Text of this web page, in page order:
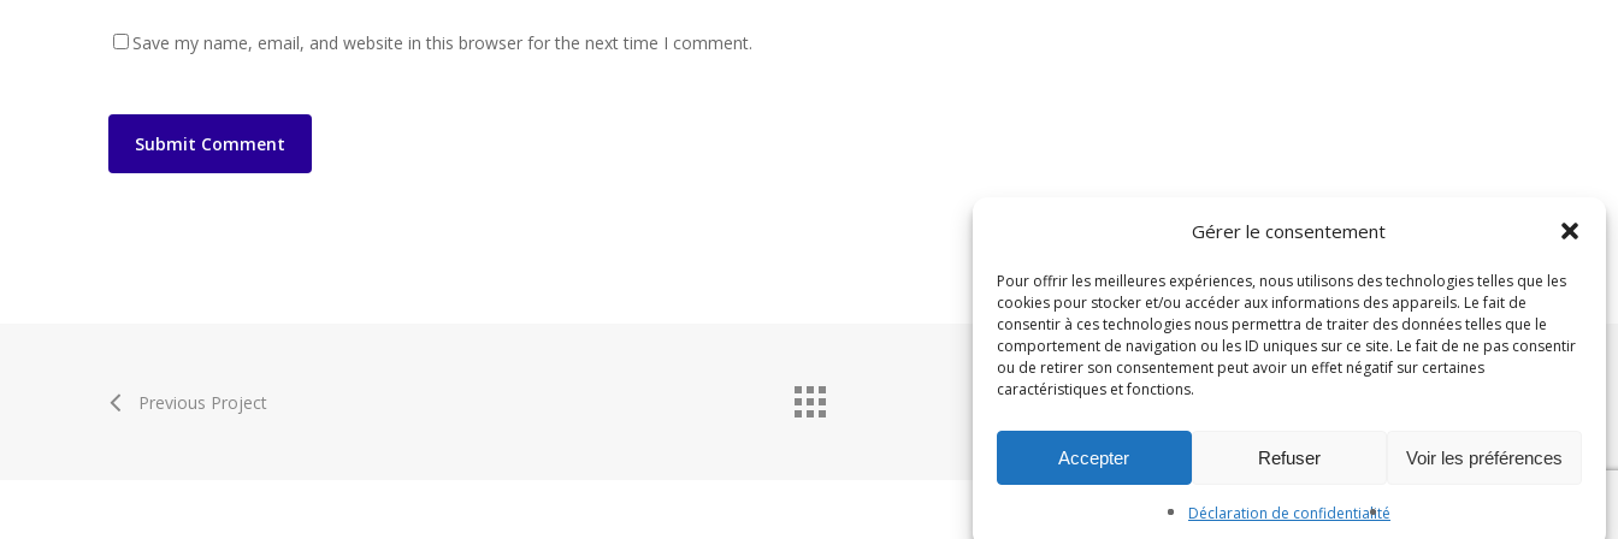
Gérer le consentement
Pour offrir les meilleures expériences, nous utilisons des technologies telles que les
cookies pour stocker et/ou accéder aux informations des appareils. Le fait de
consentir à ces technologies nous permettra de traiter des données telles que le
comportement de navigation ou les ID uniques sur ce site. Le fait de ne pas consentir
ou de retirer son consentement peut avoir un effet négatif sur certaines
caractéristiques et fonctions.
Accepter Refuser Voir les préférences
Déclaration de confidentialité
Save my name, email, and website in this browser for the next time I comment.
Previous Project